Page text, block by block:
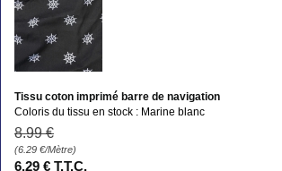
Tissu coton imprimé barre de navigation
Coloris du tissu en stock : Marine blanc
8.99 €
(6.29 €/Mètre)
6.29 € T.T.C.